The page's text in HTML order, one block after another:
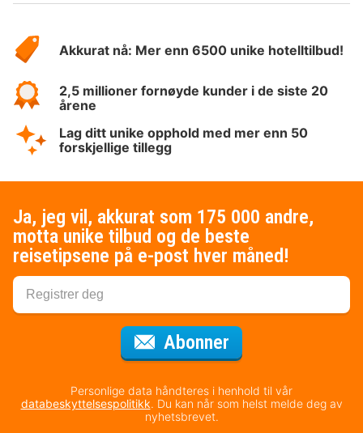
Hotelspecials
Akkurat nå: Mer enn 6500 unike hotelltilbud!
2,5 millioner fornøyde kunder i de siste 20
årene
Lag ditt unike opphold med mer enn 50
forskjellige tillegg
Ja, jeg vil, akkurat som 175 000 andre,
motta unike tilbud og de beste
reisetipsene på e-post hver måned!
Abonner
Personlige data håndteres i henhold til vår
databeskyttelsespolitikk. Du kan når som helst melde deg av
nyhetsbrevet.